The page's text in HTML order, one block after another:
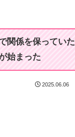
t
e
関係を保っていた
始まった
2025.06.06